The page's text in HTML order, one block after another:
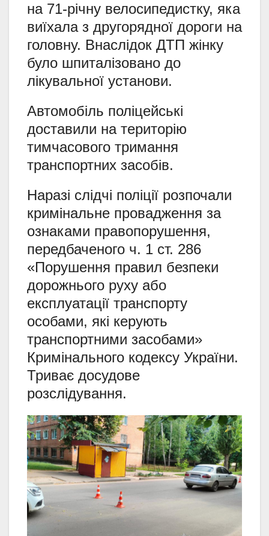
на 71-річну велосипедистку, яка
виїхала з другорядної дороги на
головну. Внаслідок ДТП жінку
було шпиталізовано до
лікувальної установи.
Автомобіль поліцейські
доставили на територію
тимчасового тримання
транспортних засобів.
Наразі слідчі поліції розпочали
кримінальне провадження за
ознаками правопорушення,
передбаченого ч. 1 ст. 286
«Порушення правил безпеки
дорожнього руху або
експлуатації транспорту
особами, які керують
транспортними засобами»
Кримінального кодексу України.
Триває досудове
розслідування.